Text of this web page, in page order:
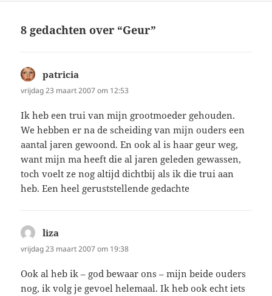
8 gedachten over “Geur”
patricia
vrijdag 23 maart 2007 om 12:53
Ik heb een trui van mijn grootmoeder gehouden.
We hebben er na de scheiding van mijn ouders een
aantal jaren gewoond. En ook al is haar geur weg,
want mijn ma heeft die al jaren geleden gewassen,
toch voelt ze nog altijd dichtbij als ik die trui aan
heb. Een heel geruststellende gedachte
liza
vrijdag 23 maart 2007 om 19:38
Ook al heb ik – god bewaar ons – mijn beide ouders
nog, ik volg je gevoel helemaal. Ik heb ook echt iets